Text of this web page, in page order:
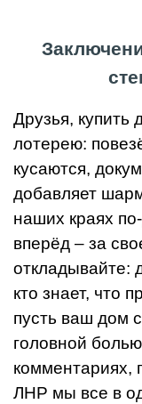
Друзья, купить
лотерею:
кусаются,
добавляет
наших краях
вперёд – за
откладывайте:
кто знает, что
пусть ваш дом
головной
комментариях,
ЛНР мы все в